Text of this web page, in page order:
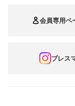
会員専用ペ
ブレス
の実態にはそぐ
の症状や心理的
する必要があり